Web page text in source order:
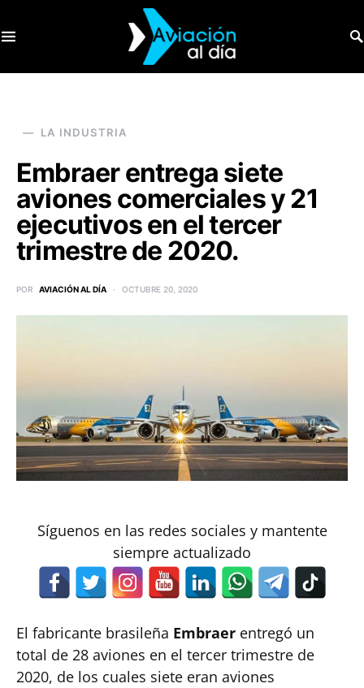
LA INDUSTRIA
Embraer entrega siete
aviones comerciales y 21
ejecutivos en el tercer
trimestre de 2020.
POR AVIACIÓN AL DÍA OCTUBRE 20, 2020
Síguenos en las redes sociales y mantente
siempre actualizado
El fabricante brasileña Embraer entregó un
total de 28 aviones en el tercer trimestre de
2020, de los cuales siete eran aviones